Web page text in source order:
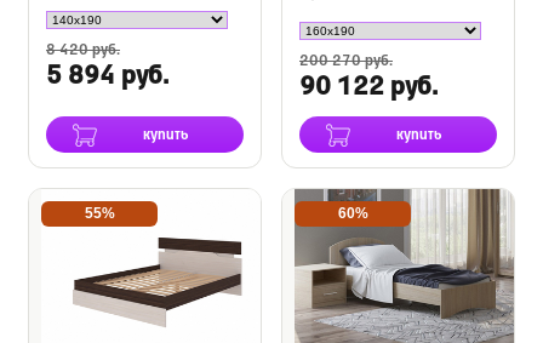
8 420 руб.
5 894 руб.
купить
200 270 руб.
90 122 руб.
купить
55% 60%